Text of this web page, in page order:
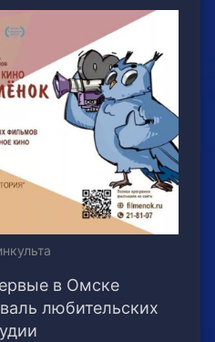
в Омске
любительских